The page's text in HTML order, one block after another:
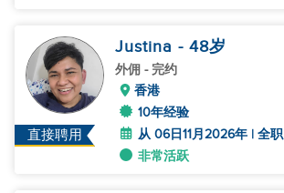
直接聘用
Justina - 48岁
外佣 - 完约
香港
10年经验
从 06日11月2026年 | 全职
非常活跃